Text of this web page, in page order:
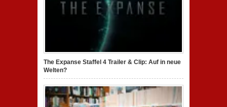
The Expanse Staffel 4 Trailer & Clip: Auf in neue
Welten?